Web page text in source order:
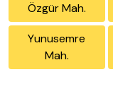
Özgür Mah.
Yunusemre
Mah.